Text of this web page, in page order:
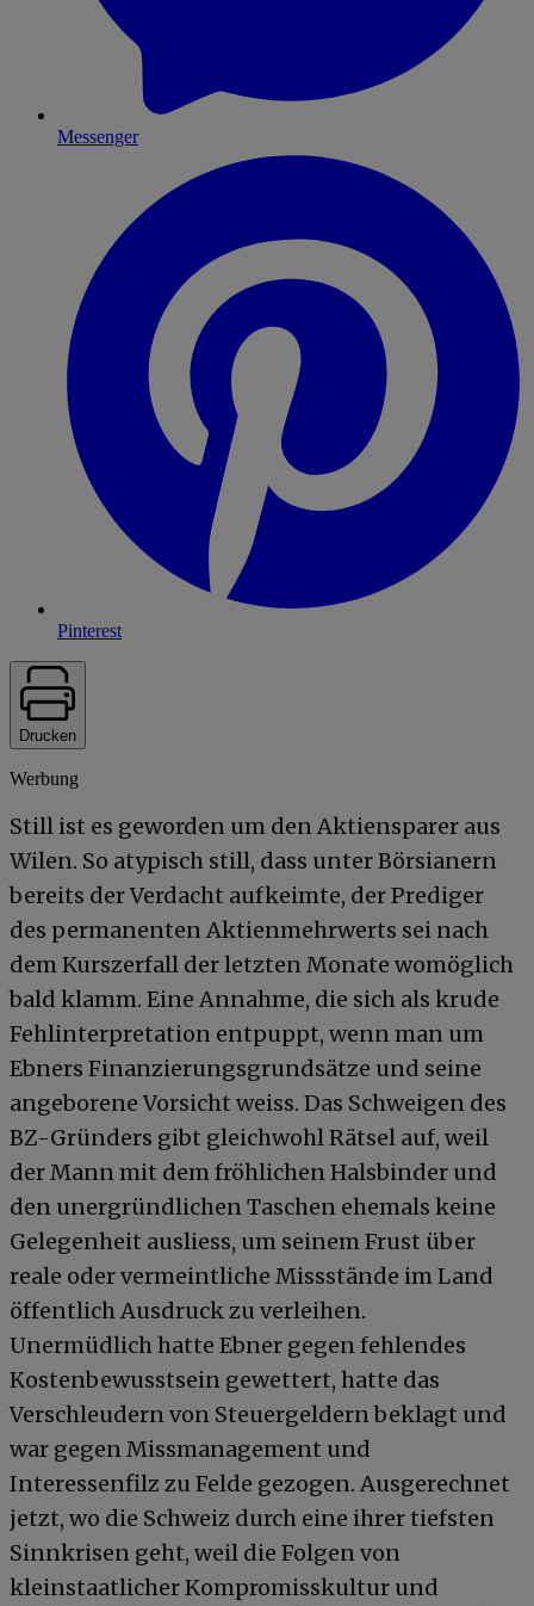
Messenger
Pinterest
Drucken
Werbung
Still ist es geworden um den Aktiensparer aus
Wilen. So atypisch still, dass unter Börsianern
bereits der Verdacht aufkeimte, der Prediger
des permanenten Aktienmehrwerts sei nach
dem Kurszerfall der letzten Monate womöglich
bald klamm. Eine Annahme, die sich als krude
Fehlinterpretation entpuppt, wenn man um
Ebners Finanzierungsgrundsätze und seine
angeborene Vorsicht weiss. Das Schweigen des
BZ-Gründers gibt gleichwohl Rätsel auf, weil
der Mann mit dem fröhlichen Halsbinder und
den unergründlichen Taschen ehemals keine
Gelegenheit ausliess, um seinem Frust über
reale oder vermeintliche Missstände im Land
öffentlich Ausdruck zu verleihen.
Unermüdlich hatte Ebner gegen fehlendes
Kostenbewusstsein gewettert, hatte das
Verschleudern von Steuergeldern beklagt und
war gegen Missmanagement und
Interessenfilz zu Felde gezogen. Ausgerechnet
jetzt, wo die Schweiz durch eine ihrer tiefsten
Sinnkrisen geht, weil die Folgen von
kleinstaatlicher Kompromisskultur und